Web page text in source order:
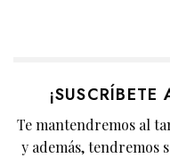
Te mantendremos al
y además, tendremos